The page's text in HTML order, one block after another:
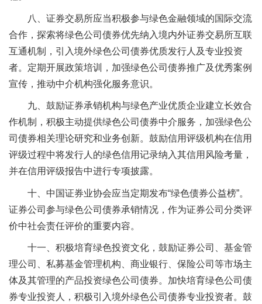
八、证券交易所应当积极参与绿色金融领域的国际交流
合作，探索将绿色公司债券优先纳入境内外证券交易所互联
互通机制，引入境外绿色公司债券优质发行人及专业投资
者。定期开展政策培训，加强绿色公司债券推广及优秀案例
宣传，推动中介机构强化服务意识。
九、鼓励证券承销机构与绿色产业优质企业建立长效合
作机制，积极主动提供绿色公司债券中介服务，加强绿色公
司债券相关理论研究和业务创新。鼓励信用评级机构在信用
评级过程中将发行人的绿色信用记录纳入其信用风险考量，
并在信用评级报告中进行专项披露。
十、中国证券业协会应当定期发布“绿色债券公益榜”。
证券公司参与绿色公司债券承销情况，作为证券公司分类评
价中社会责任评价的重要内容。
十一、积极培育绿色投资文化，鼓励证券公司、基金管
理公司、私募基金管理机构、商业银行、保险公司等市场主
体及其管理的产品投资绿色公司债券。加快培育绿色公司债
券专业投资人，积极引入境外绿色公司债券专业投资者。鼓